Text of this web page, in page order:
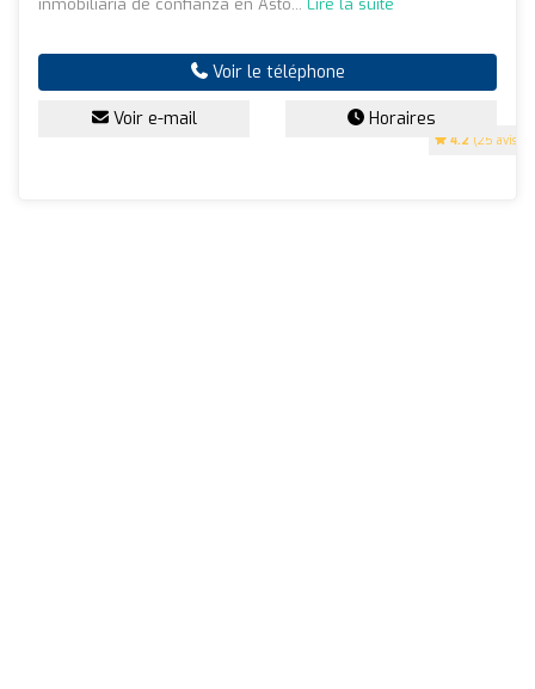
4.2 (25 avis)
Voir le téléphone
Voir e-mail Horaires